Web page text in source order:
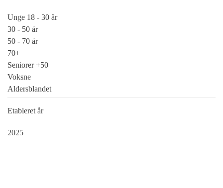
Unge 18 - 30 år
30 - 50 år
50 - 70 år
70+
Seniorer +50
Voksne
Aldersblandet
Etableret år
2025